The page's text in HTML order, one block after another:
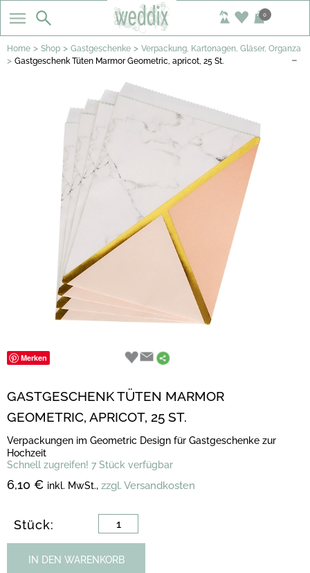
0
Home > Shop > Gastgeschenke > Verpackung, Kartonagen, Gläser, Organza
> Gastgeschenk Tüten Marmor Geometric, apricot, 25 St. …
Merken
GASTGESCHENK TÜTEN MARMOR
GEOMETRIC, APRICOT, 25 ST.
Verpackungen im Geometric Design für Gastgeschenke zur
Hochzeit
Schnell zugreifen! 7 Stück verfügbar
6,10 € inkl. MwSt., zzgl. Versandkosten
Stück:
IN DEN WARENKORB